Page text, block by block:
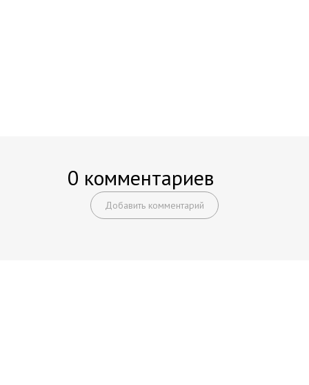
0 комментариев
Добавить комментарий